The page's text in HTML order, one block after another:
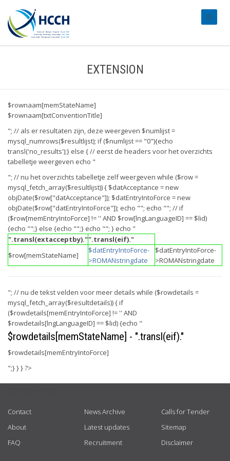
EXTENSION
$rownaam[memStateName]
$rownaam[txtConventionTitle]
"; // als er resultaten zijn, deze weergeven $numlijst =
mysql_numrows($resultlijst); if ($numlijst == "0"){echo
transl('no_results');} else { // eerst de headers voor het overzichts
tabelletje weergeven echo "
"; // nu het overzichts tabelletje zelf weergeven while ($row =
mysql_fetch_array($resultlijst)) { $datAcceptance = new
objDate($row["datAcceptance"]); $datEntryIntoForce = new
objDate($row["datEntryIntoForce"]); echo ""; echo ""; //if
($row[memEntryIntoForce] != '' AND $row[lngLanguageID] == $lid)
{echo "";} else {echo "";} echo ""; } echo "
".transl(extacceptby)."".transl(eif)."
$row[memStateName]
$datEntryIntoForce-
>ROMANstringdate
$datEntryIntoForce-
>ROMANstringdate
"; // nu de tekst velden voor meer details while ($rowdetails =
mysql_fetch_array($resultdetails)) { if
($rowdetails[memEntryIntoForce] != '' AND
$rowdetails[lngLanguageID] == $lid) {echo "
$rowdetails[memStateName] - ".transl(eif)."
$rowdetails[memEntryIntoForce]
";} } } ?>
Contact
About
FAQ
News Archive
Latest updates
Recruitment
Calls for Tender
Sitemap
Disclaimer